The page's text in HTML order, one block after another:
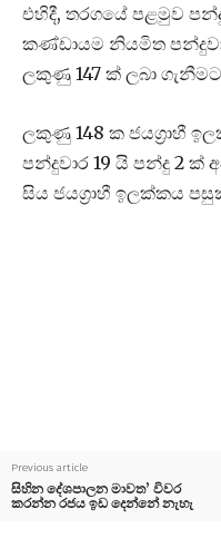
එහිදී, තරගයේ පළමුව
කණ්ඩායම නියමිත
ලකුණු 147 ක් ලබා
ලකුණු 148 ක ජයග්‍රාහී
පන්දුවාර 19 යි පන්දු 2
සිය ජයග්‍රාහී ඉලක්කය
Previous article
සිහින දේශපාලන මාවත’ විවර
කරන්න රජය ඉඩ දෙන්නේ නැහැ